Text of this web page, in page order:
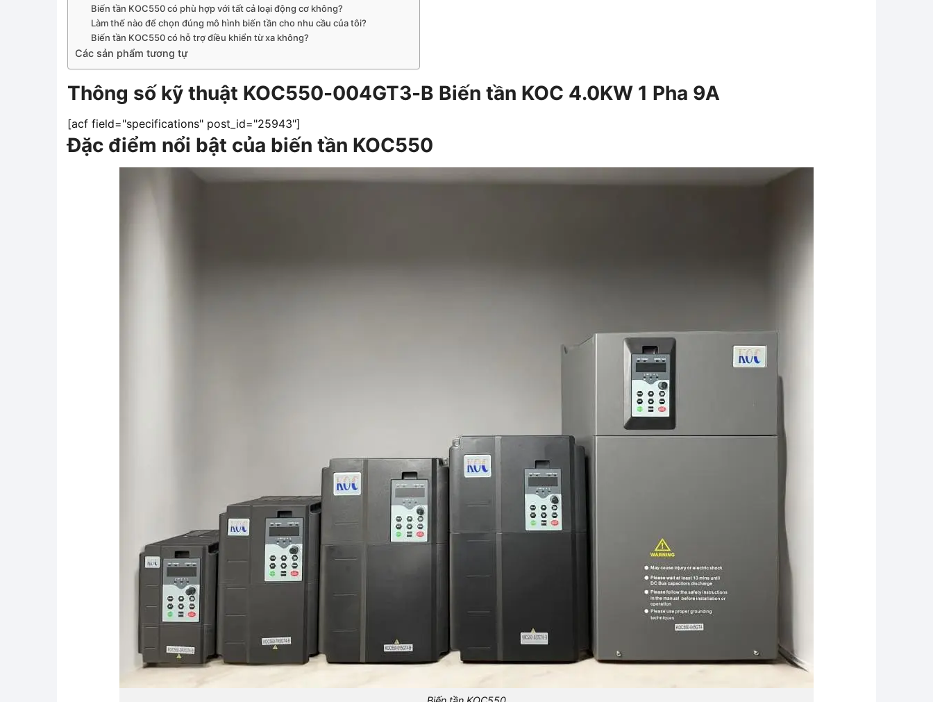
Biến tần KOC550 có phù hợp với tất cả loại động cơ không?
Làm thế nào để chọn đúng mô hình biến tần cho nhu cầu của tôi?
Biến tần KOC550 có hỗ trợ điều khiển từ xa không?
Các sản phẩm tương tự
Thông số kỹ thuật KOC550-004GT3-B Biến tần KOC 4.0KW 1 Pha 9A
[acf field="specifications" post_id="25943"]
Đặc điểm nổi bật của biến tần KOC550